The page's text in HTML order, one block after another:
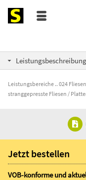
Leistungsbereiche 024
stranggepresste Fliesen /
Jetzt bestellen
VOB-konforme und